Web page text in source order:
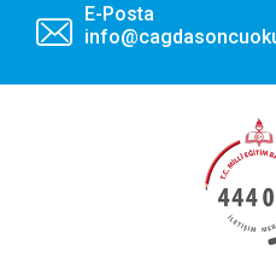
E-Posta